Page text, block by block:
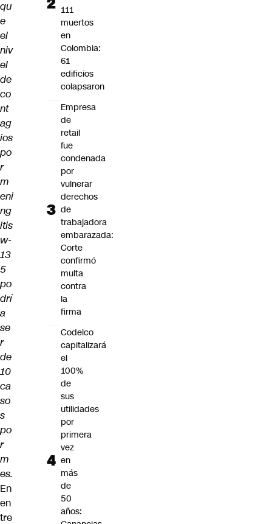
qu
e
el
niv
el
de
co
nt
ag
ios
po
r
m
eni
ng
itis
w-
13
5
po
drí
a
se
r
de
10
ca
so
s
po
r
m
es.
En
en
tre
111
muertos
en
Colombia:
61
edificios
colapsaron
Empresa
de
retail
fue
condenada
por
vulnerar
derechos
de
trabajadora
embarazada:
Corte
confirmó
multa
contra
la
firma
Codelco
capitalizará
el
100%
de
sus
utilidades
por
primera
vez
en
más
de
50
años: